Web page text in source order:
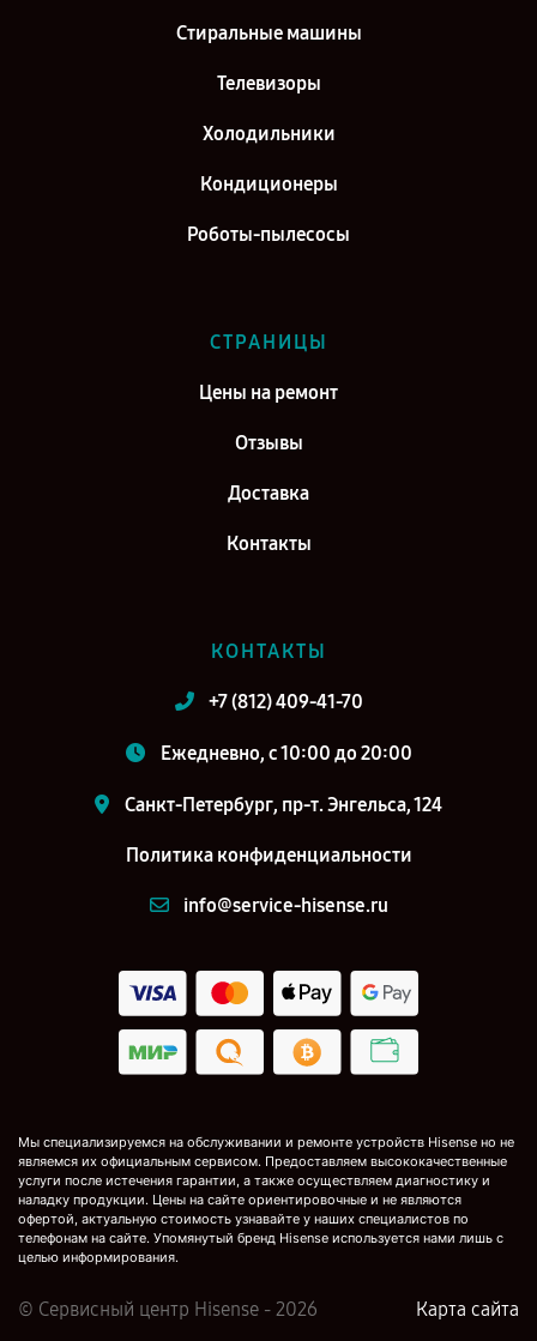
Ремонт стиральной машины Hisense WFR7010 в г. Киров
Стиральные машины
Телевизоры
Холодильники
Кондиционеры
Роботы-пылесосы
СТРАНИЦЫ
Цены на ремонт
Отзывы
Доставка
Контакты
КОНТАКТЫ
+7 (812) 409-41-70
Ежедневно, с 10:00 до 20:00
Санкт-Петербург, пр-т. Энгельса, 124
Политика конфиденциальности
info@service-hisense.ru
Мы специализируемся на обслуживании и ремонте устройств Hisense но не
являемся их официальным сервисом. Предоставляем высококачественные
услуги после истечения гарантии, а также осуществляем диагностику и
наладку продукции. Цены на сайте ориентировочные и не являются
офертой, актуальную стоимость узнавайте у наших специалистов по
телефонам на сайте. Упомянутый бренд Hisense используется нами лишь с
целью информирования.
© Сервисный центр Hisense - 2026 Карта сайта